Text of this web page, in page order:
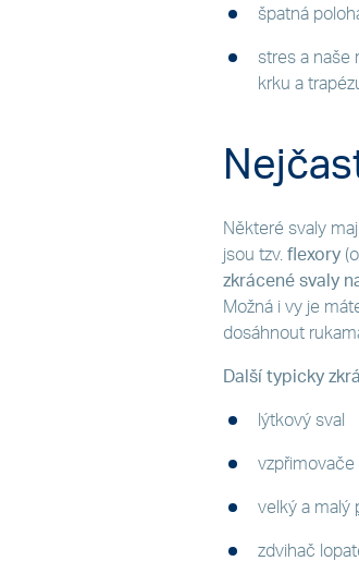
špatná
stres a naše
krku a
Některé svaly
jsou tzv. flexory
zkrácené svaly
Možná i vy je
dosáhnout
Další typicky
lýtkový sval
vzpřimovače
velký a malý
zdvihač